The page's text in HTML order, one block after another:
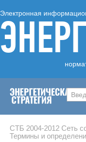
Электронная
СТБ 2004-2012 Сеть
Термины и